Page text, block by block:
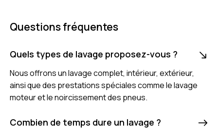
Questions fréquentes
Quels types de lavage proposez-vous ?
Nous offrons un lavage complet, intérieur, extérieur,
ainsi que des prestations spéciales comme le lavage
moteur et le noircissement des pneus.
Combien de temps dure un lavage ?